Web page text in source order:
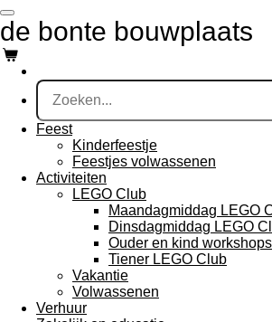
Ga
direct
naar
de
hoofdinhoud
de bonte bouwplaats
Feest
Kinderfeestje
Feestjes volwassenen
Activiteiten
LEGO Club
Maandagmiddag LEGO
Dinsdagmiddag LEGO
Ouder en kind workshops
Tiener LEGO Club
Vakantie
Volwassenen
Verhuur